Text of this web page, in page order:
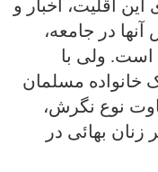
اقلیت، اخبار و
در جامعه،
ولی‌ با
خانواده مسلمان
نوع نگرش،
بهائی در